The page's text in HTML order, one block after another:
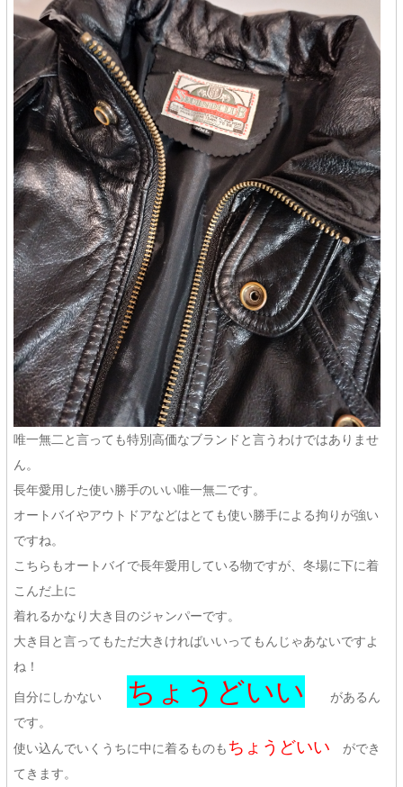
唯一無二と言っても特別高価なブランドと言うわけではありませ
ん。
長年愛用した使い勝手のいい唯一無二です。
オートバイやアウトドアなどはとても使い勝手による拘りが強い
ですね。
こちらもオートバイで長年愛用している物ですが、冬場に下に着
こんだ上に
着れるかなり大き目のジャンパーです。
大き目と言ってもただ大きければいいってもんじゃあないですよ
ね！
自分にしかない ちょうどいい
があるん
です。
使い込んでいくうちに中に着るものもちょうどいい ができ
てきます。